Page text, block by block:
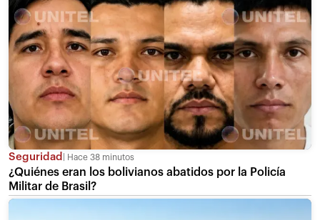
Seguridad Hace 38 minutos
¿Quiénes eran los bolivianos abatidos por la Policía
Militar de Brasil?